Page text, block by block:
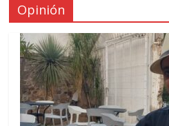
Opinión